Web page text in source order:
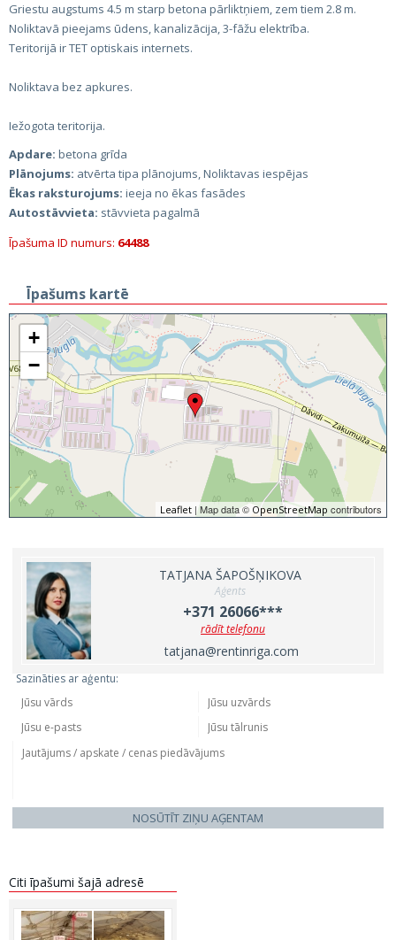
Griestu augstums 4.5 m starp betona pārliktņiem, zem tiem 2.8 m.
Noliktavā pieejams ūdens, kanalizācija, 3-fāžu elektrība.
Teritorijā ir TET optiskais internets.
Noliktava bez apkures.
Iežogota teritorija.
Apdare: betona grīda
Plānojums: atvērta tipa plānojums, Noliktavas iespējas
Ēkas raksturojums: ieeja no ēkas fasādes
Autostāvvieta: stāvvieta pagalmā
Īpašuma ID numurs: 64488
Īpašums kartē
+
−
Leaflet | Map data © OpenStreetMap contributors
TATJANA ŠAPOŠŅIKOVA
Aģents
+371 26066***
rādīt telefonu
tatjana@rentinriga.com
Sazināties ar aģentu:
NOSŪTĪT ZIŅU AĢENTAM
Citi īpašumi šajā adresē